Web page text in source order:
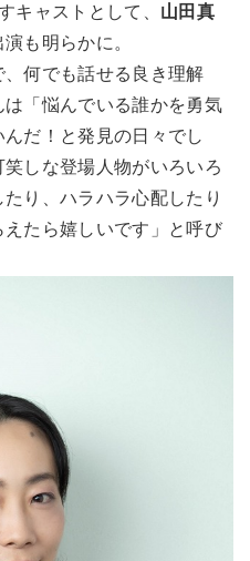
キャストとして、 山田真
演も明らかに。
何でも話せる良き理解
「悩んでいる誰かを勇気
だ！と発見の日々でし
しな登場人物がいろいろ
り、ハラハラ心配したり
たら嬉しいです」と呼び